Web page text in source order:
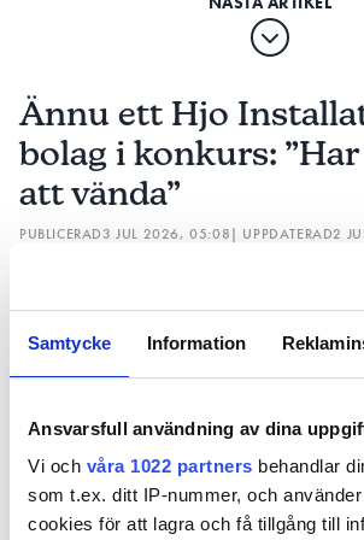
Samtycke Information
Ansvarsfull användning av dina
Vi och våra 1022 partners behandlar
som t.ex. ditt IP-nummer, och
cookies för att lagra och få tillgång till
Ännu ett Hjo
bolag i konkurs:
att vända”
PUBLICERAD3 JUL 2026, 05:08| UPPDATERAD2